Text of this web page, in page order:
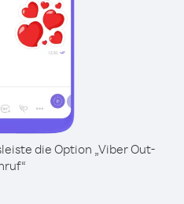
die Option „Viber Out-